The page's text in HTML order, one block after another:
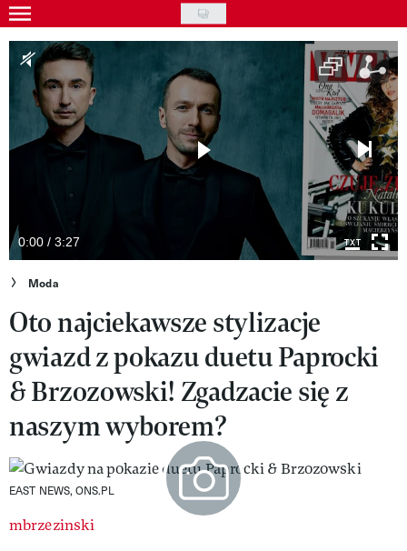
Skip
to
main
content
Gwiazdy
Ludzie
Moda
Kultura
Wideo
Nasze akcje
VIVA!ART
VIVA!MODA
VIVA!LIFESTYLE
VIVA!MAN
0:00 / 3:27
Moda
Oto najciekawsze stylizacje
gwiazd z pokazu duetu Paprocki
& Brzozowski! Zgadzacie się z
naszym wyborem?
EAST NEWS, ONS.PL
mbrzezinski